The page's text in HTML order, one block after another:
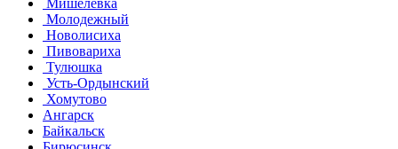
Мишелевка
Молодежный
Новолисиха
Пивовариха
Тулюшка
Усть-Ордынский
Хомутово
Ангарск
Байкальск